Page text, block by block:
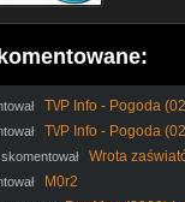
T\/P Info - Pogoda
T\/P Info - Pogoda
skomentował
Wrota
M0r2